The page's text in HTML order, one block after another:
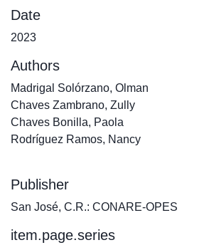
Date
2023
Authors
Madrigal Solórzano, Olman
Chaves Zambrano, Zully
Chaves Bonilla, Paola
Rodríguez Ramos, Nancy
Publisher
San José, C.R.: CONARE-OPES
item.page.series